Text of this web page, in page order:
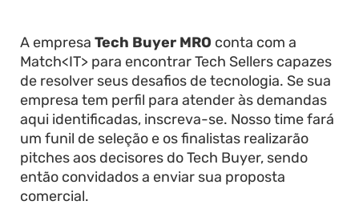
A empresa Tech Buyer MRO conta com a
Match<IT> para encontrar Tech Sellers capazes
de resolver seus desafios de tecnologia. Se sua
empresa tem perfil para atender às demandas
aqui identificadas, inscreva-se. Nosso time fará
um funil de seleção e os finalistas realizarão
pitches aos decisores do Tech Buyer, sendo
então convidados a enviar sua proposta
comercial.